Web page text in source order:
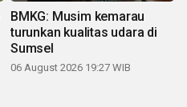
BMKG: Musim kemarau
turunkan kualitas udara di
Sumsel
06 August 2026 19:27 WIB